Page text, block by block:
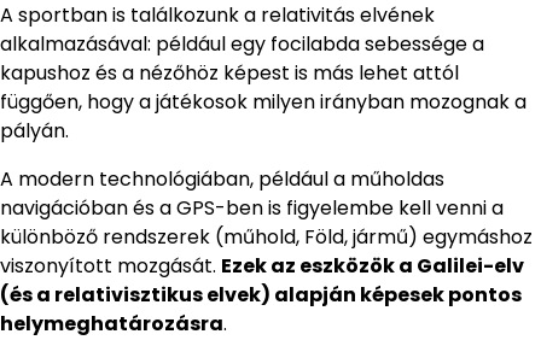
A sportban is találkozunk a relativitás elvének
alkalmazásával: például egy focilabda sebessége a
kapushoz és a nézőhöz képest is más lehet attól
függően, hogy a játékosok milyen irányban mozognak a
pályán.
A modern technológiában, például a műholdas
navigációban és a GPS-ben is figyelembe kell venni a
különböző rendszerek (műhold, Föld, jármű) egymáshoz
viszonyított mozgását. Ezek az eszközök a Galilei-elv
(és a relativisztikus elvek) alapján képesek pontos
helymeghatározásra.